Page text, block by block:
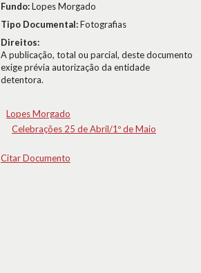
Fundo:Lopes Morgado
Tipo Documental:Fotografias
Direitos:
A publicação, total ou parcial, deste documento
exige prévia autorização da entidade
detentora.
Lopes Morgado
Celebrações 25 de Abril/1º de Maio
Citar Documento